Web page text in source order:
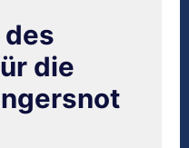
des
die